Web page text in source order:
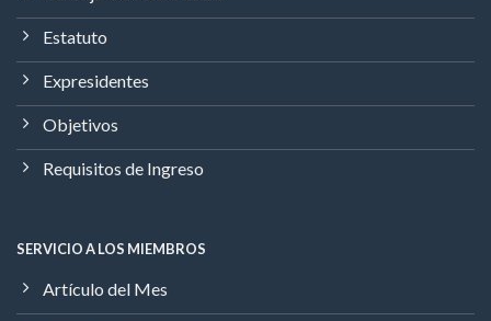
Estatuto
Expresidentes
Objetivos
Requisitos de Ingreso
SERVICIO A LOS MIEMBROS
Artículo del Mes